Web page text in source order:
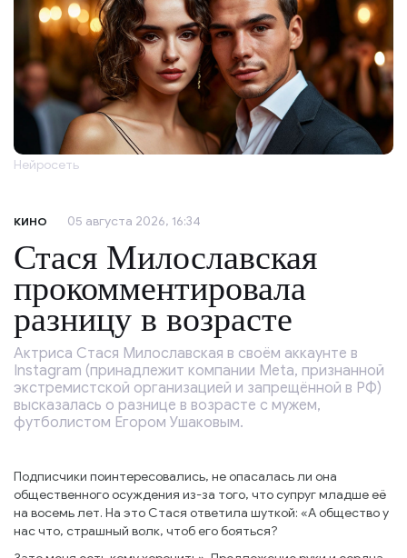
Нейросеть
КИНО 05 августа 2026, 16:34
Стася Милославская
прокомментировала
разницу в возрасте
Актриса Стася Милославская в своём аккаунте в
Instagram (принадлежит компании Meta, признанной
экстремистской организацией и запрещённой в РФ)
высказалась о разнице в возрасте с мужем,
футболистом Егором Ушаковым.
Подписчики поинтересовались, не опасалась ли она
общественного осуждения из-за того, что супруг младше её
на восемь лет. На это Стася ответила шуткой: «А общество у
нас что, страшный волк, чтоб его бояться?